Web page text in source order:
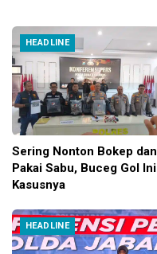
HEADLINE
Sering Nonton Bokep dan
Pakai Sabu, Buceg Gol Ini
Kasusnya
HEADLINE